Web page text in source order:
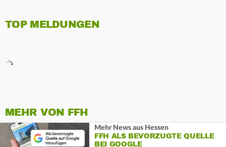
TOP MELDUNGEN
MEHR VON FFH
Mehr News aus Hessen
FFH ALS BEVORZUGTE QUELLE
BEI GOOGLE